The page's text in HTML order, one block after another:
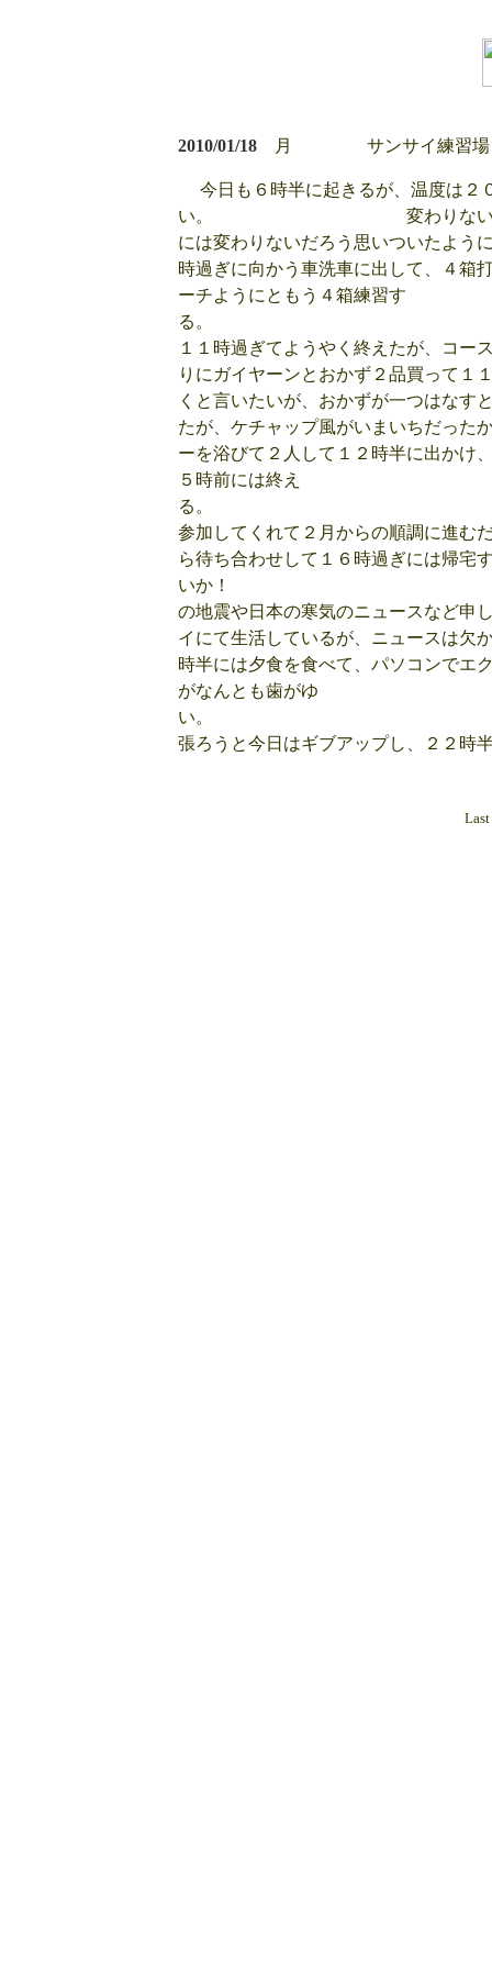
2010/01/18 月 サンサイ練習
今日も６時半に起きるが、温度は２
い。 変わりないのは良い事
には変わりないだろう思いついたよう
時過ぎに向かう車洗車に出して、４箱
ーチようにともう４箱練習す
１１時過ぎてようやく終えたが、コ
りにガイヤーンとおかず２品買って１
くと言いたいが、おかずが一つはな
たが、ケチャップ風
ーを浴びて２人して１２時半に出かけ
５時前には終え
る。 新
参加してくれて２月からの順調
ら待ち合わせして１６時過ぎには帰宅
いか
の地震や日本の寒気のニュースなど申
イにて生活しているが、ニュ
時半には夕食を食べて、パソコンでエ
がなんとも歯がゆ
い。 ま
張ろうと今日はギブアップ